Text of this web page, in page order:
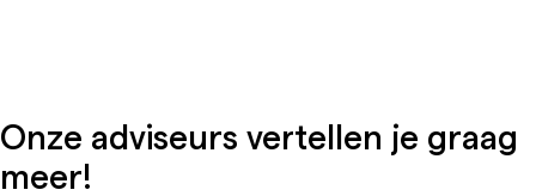
Onze adviseurs vertellen je graag
meer!